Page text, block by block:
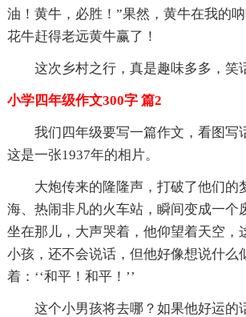
油！黄牛，必胜！”果然，黄牛在我的
花牛赶得老远黄牛赢了！
这次乡村之行，真是趣味多多，笑
小学四年级作文300字 篇2
我们四年级要写一篇作文，看图写
这是一张1937年的相片。
大炮传来的隆隆声，打破了他们的
海、热闹非凡的火车站，瞬间变成一个
坐在那儿，大声哭着，他仰望着天空，
小孩，还不会说话，但他好像想说什么
着：‘‘和平！和平！’’
这个小男孩将去哪？如果他好运的